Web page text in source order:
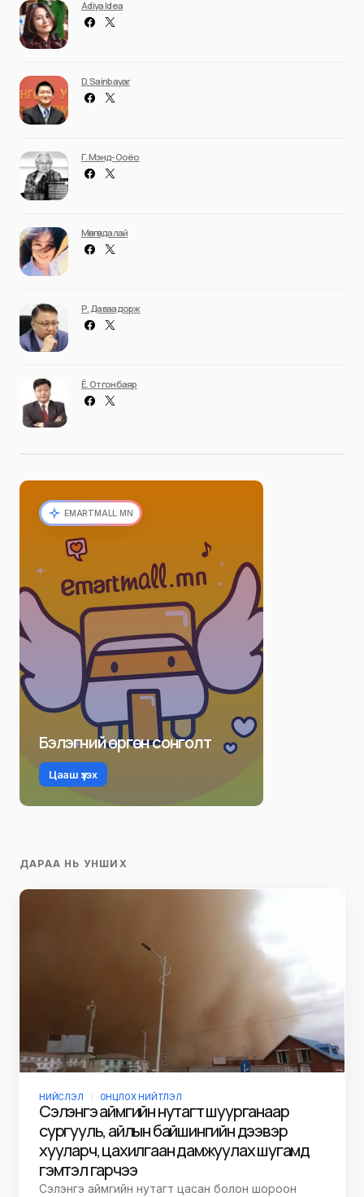
Adiya Idea
D. Sainbayar
Г. Мэнд-Ооёо
Мөнгөндалай
Р. Даваадорж
Ё. Отгонбаяр
EMARTMALL.MN
Бэлэгний өргөн сонголт
Цааш үзэх
ДАРАА НЬ УНШИХ
НИЙСЛЭЛ ОНЦЛОХ НИЙТЛЭЛ
Сэлэнгэ аймгийн нутагт шуурганаар
сургууль, айлын байшингийн дээвэр
хууларч, цахилгаан дамжуулах шугамд
гэмтэл гарчээ
Сэлэнгэ аймгийн нутагт цасан болон шороон